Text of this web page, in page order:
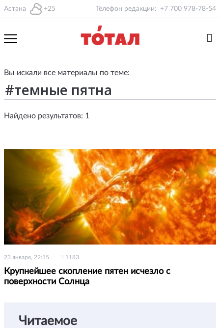
Астана +25 Телефон редакции: +7 700 978-78-54
Вы искали все материалы по теме:
Найдено результатов: 1
23 января, 22:15 1183
Крупнейшее скопление пятен исчезло с
поверхности Солнца
Читаемое